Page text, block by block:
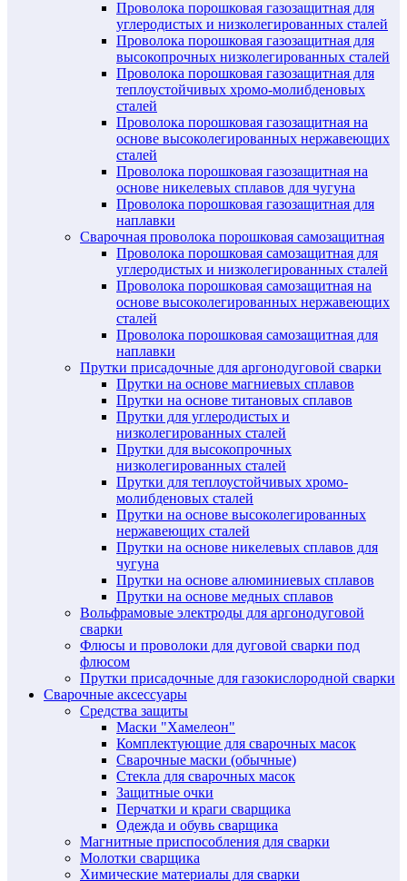
Проволока порошковая газозащитная для
углеродистых и низколегированных сталей
Проволока порошковая газозащитная для
высокопрочных низколегированных сталей
Проволока порошковая газозащитная для
теплоустойчивых хромо-молибденовых
сталей
Проволока порошковая газозащитная на
основе высоколегированных нержавеющих
сталей
Проволока порошковая газозащитная на
основе никелевых сплавов для чугуна
Проволока порошковая газозащитная для
наплавки
Сварочная проволока порошковая самозащитная
Проволока порошковая самозащитная для
углеродистых и низколегированных сталей
Проволока порошковая самозащитная на
основе высоколегированных нержавеющих
сталей
Проволока порошковая самозащитная для
наплавки
Прутки присадочные для аргонодуговой сварки
Прутки на основе магниевых сплавов
Прутки на основе титановых сплавов
Прутки для углеродистых и
низколегированных сталей
Прутки для высокопрочных
низколегированных сталей
Прутки для теплоустойчивых хромо-
молибденовых сталей
Прутки на основе высоколегированных
нержавеющих сталей
Прутки на основе никелевых сплавов для
чугуна
Прутки на основе алюминиевых сплавов
Прутки на основе медных сплавов
Вольфрамовые электроды для аргонодуговой
сварки
Флюсы и проволоки для дуговой сварки под
флюсом
Прутки присадочные для газокислородной сварки
Сварочные аксессуары
Средства защиты
Маски "Хамелеон"
Комплектующие для сварочных масок
Сварочные маски (обычные)
Стекла для сварочных масок
Защитные очки
Перчатки и краги сварщика
Одежда и обувь сварщика
Магнитные приспособления для сварки
Молотки сварщика
Химические материалы для сварки